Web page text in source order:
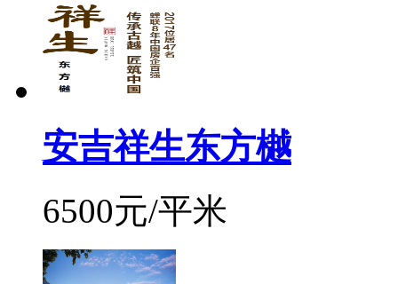
安吉祥生东方樾
6500元/平米